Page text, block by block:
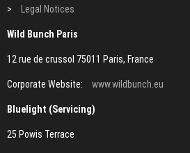
> Legal Notices
Wild Bunch Paris
12 rue de crussol 75011 Paris, France
Corporate Website: www.wildbunch.eu
Bluelight (Servicing)
25 Powis Terrace